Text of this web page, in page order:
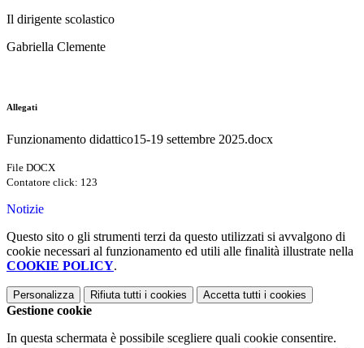
Il dirigente scolastico
Gabriella Clemente
Allegati
Funzionamento didattico15-19 settembre 2025.docx
File DOCX
Contatore click: 123
Notizie
Questo sito o gli strumenti terzi da questo utilizzati si avvalgono di
cookie necessari al funzionamento ed utili alle finalità illustrate nella
COOKIE POLICY.
Personalizza Rifiuta tutti i cookies Accetta tutti i cookies
Gestione cookie
In questa schermata è possibile scegliere quali cookie consentire.